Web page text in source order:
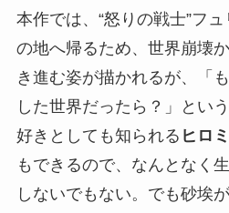
本作では、“怒りの戦士”フ
の地へ帰るため、世界崩壊
き進む姿が描かれるが、「
した世界だったら？」とい
好きとしても知られる ヒロミ
もできるので、なんとなく
しないでもない。でも砂埃